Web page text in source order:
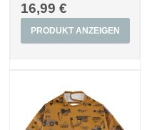
16,99 €
PRODUKT ANZEIGEN